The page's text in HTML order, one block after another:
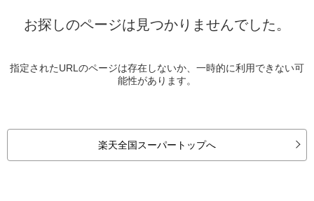
お探しのページは見つかりませんでした。
指定されたURLのページは存在しないか、一時的に利用できない可
能性があります。
楽天全国スーパートップへ